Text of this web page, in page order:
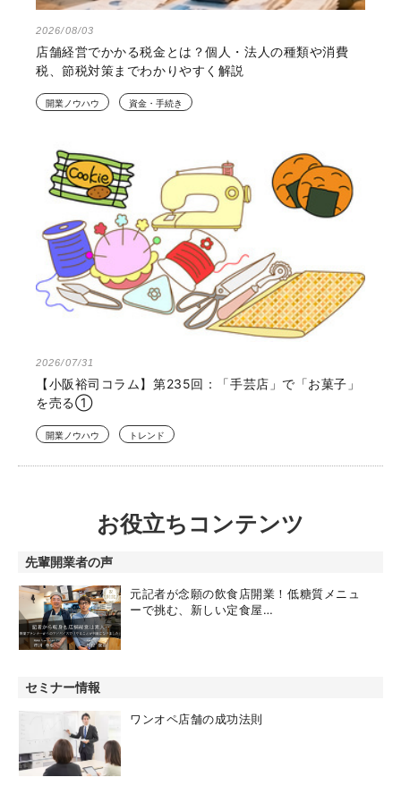
2026/08/03
店舗経営でかかる税金とは？個人・法人の種類や消費
税、節税対策までわかりやすく解説
開業ノウハウ 資金・手続き
2026/07/31
【小阪裕司コラム】第235回：「手芸店」で「お菓子」
を売る①
開業ノウハウ トレンド
お役立ちコンテンツ
先輩開業者の声
元記者が念願の飲食店開業！低糖質メニュ
ーで挑む、新しい定食屋…
セミナー情報
ワンオペ店舗の成功法則